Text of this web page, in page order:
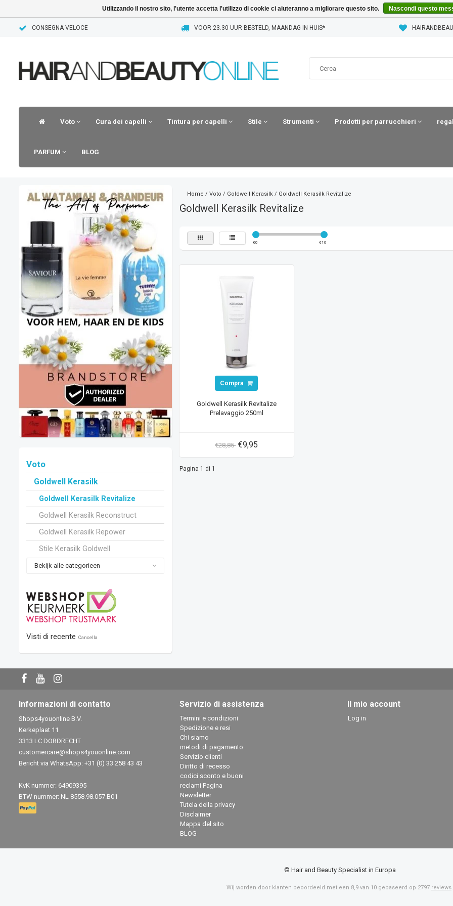
CONSEGNA VELOCE VOOR 23.30 UUR BESTELD, MAANDAG IN HUIS*
Voto Cura dei capelli Tintura per capelli Stile Strumenti Prodotti per parrucchieri
PARFUM BLOG
Voto
Goldwell Kerasilk
Goldwell Kerasilk Revitalize
Goldwell Kerasilk Reconstruct
Goldwell Kerasilk Repower
Stile Kerasilk Goldwell
Bekijk alle categorieen
Visti di recente Cancella
Home / Voto / Goldwell Kerasilk/ Goldwell Kerasilk Revitalize
Goldwell Kerasilk Revitalize
€0 €10
Compra
Goldwell Kerasilk Revitalize
Prelavaggio 250ml
€28,85 €9,95
Pagina 1 di 1
Informazioni di contatto
Shops4youonline B.V.
Kerkeplaat 11
3313 LC DORDRECHT
customercare@shops4youonline.com
Bericht via WhatsApp: +31 (0) 33 258 43 43
KvK nummer: 64909395
BTW nummer: NL 8558.98.057.B01
Servizio di assistenza
Termini e condizioni
Spedizione e resi
Chi siamo
metodi di pagamento
Servizio clienti
Diritto di recesso
codici sconto e buoni
reclami Pagina
Newsletter
Tutela della privacy
Disclaimer
Mappa del sito
BLOG
Il mio account
Log in
© Hair and Beauty Specialist in Europa
Wij worden door klanten beoordeeld met een 8,9 van 10 gebaseerd op 2797 reviews.
Utilizzando il nostro sito, l'utente accetta l'utilizzo di cookie ci aiuteranno a migliorare questo sito. Nascondi questo